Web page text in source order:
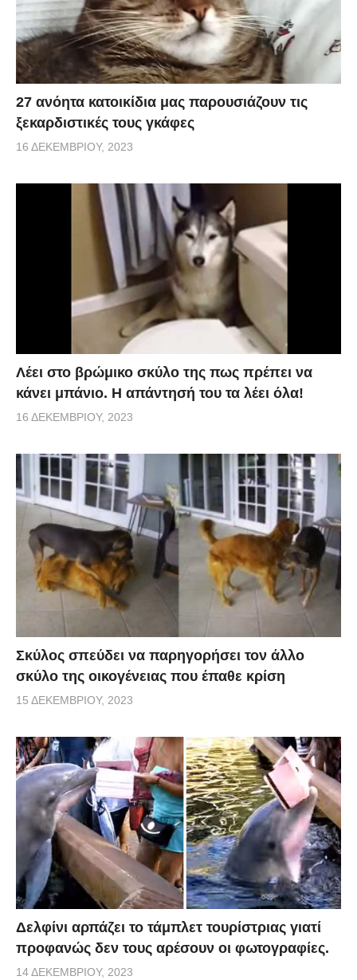
27 ανόητα κατοικίδια μας παρουσιάζουν τις
ξεκαρδιστικές τους γκάφες
16 ΔΕΚΕΜΒΡΊΟΥ, 2023
Λέει στο βρώμικο σκύλο της πως πρέπει να
κάνει μπάνιο. Η απάντησή του τα λέει όλα!
16 ΔΕΚΕΜΒΡΊΟΥ, 2023
Σκύλος σπεύδει να παρηγορήσει τον άλλο
σκύλο της οικογένειας που έπαθε κρίση
15 ΔΕΚΕΜΒΡΊΟΥ, 2023
Δελφίνι αρπάζει το τάμπλετ τουρίστριας γιατί
προφανώς δεν τους αρέσουν οι φωτογραφίες.
14 ΔΕΚΕΜΒΡΊΟΥ, 2023